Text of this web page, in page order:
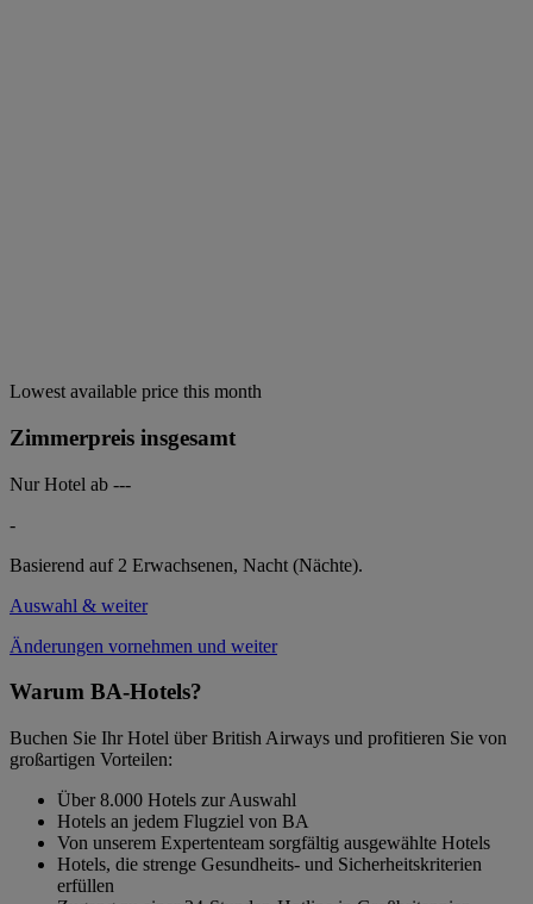
Lowest available price this month
Zimmerpreis insgesamt
Nur Hotel ab ---
-
Basierend auf 2 Erwachsenen, Nacht (Nächte).
Auswahl & weiter
Änderungen vornehmen und weiter
Warum BA-Hotels?
Buchen Sie Ihr Hotel über British Airways und profitieren Sie von
großartigen Vorteilen:
Über 8.000 Hotels zur Auswahl
Hotels an jedem Flugziel von BA
Von unserem Expertenteam sorgfältig ausgewählte Hotels
Hotels, die strenge Gesundheits- und Sicherheitskriterien
erfüllen